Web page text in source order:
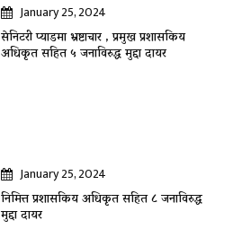
January 25, 2024
सेनिटरी प्याडमा भ्रष्टाचार , प्रमुख प्रशासकिय
अधिकृत सहित ५ जनाविरुद्ध मुद्दा दायर
January 25, 2024
निमित्त प्रशासकिय अधिकृत सहित ८ जनाविरुद्ध
मुद्दा दायर